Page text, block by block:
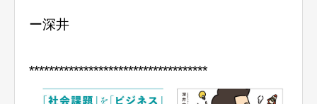
ー深井
************************************